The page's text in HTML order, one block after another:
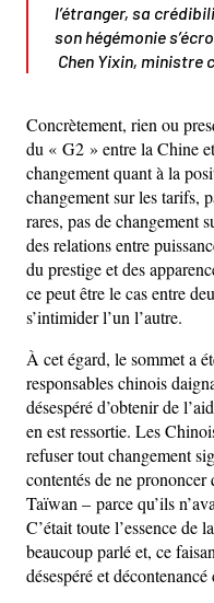
l’étranger, sa
son hégémonie
Chen Yixin, ministre
Concrètement, rien ou
du « G2 » entre la Chine
changement quant à la
changement sur les tarifs,
rares, pas de changement
des relations entre
du prestige et des
ce peut être le cas entre
s’intimider l’un l’autre.
À cet égard, le sommet a
responsables chinois
désespéré d’obtenir de
en est ressortie. Les
refuser tout changement
contentés de ne prononcer
Taïwan – parce qu’ils
C’était toute l’essence de
beaucoup parlé et, ce
désespéré et décontenancé